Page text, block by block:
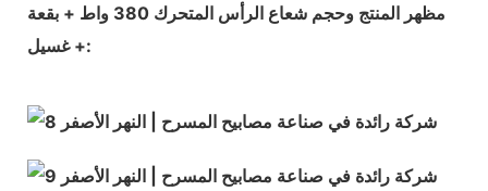
مظهر المنتج وحجم شعاع الرأس المتحرك 380 واط + بقعة
+ غسيل: